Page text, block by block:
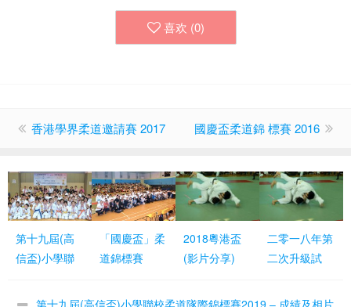
喜欢 (0)
香港學界柔道邀請賽 2017 國慶盃柔道錦 標賽 2016
第十九屆(高
信盃)小學聯
標賽2019 –
「國慶盃」柔
道錦標賽
成績及相片分
2018粵港盃
(影片分享)
二零一八年第
二次升級試